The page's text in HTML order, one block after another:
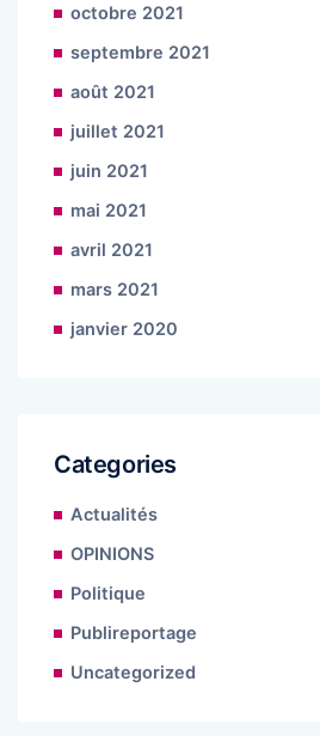
octobre 2021
septembre 2021
août 2021
juillet 2021
juin 2021
mai 2021
avril 2021
mars 2021
janvier 2020
Categories
Actualités
OPINIONS
Politique
Publireportage
Uncategorized